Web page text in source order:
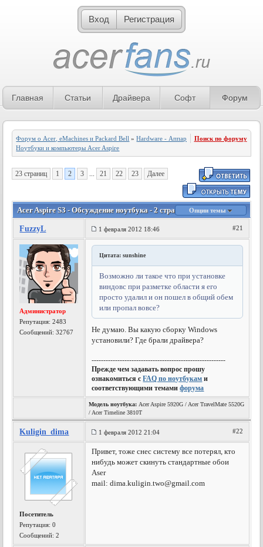
Вход Регистрация
Главная Статьи Драйвера Софт Форум
Форум о Acer, eMachines и Packard Bell »Hardware - Аппаратное обеспечение»
Ноутбуки и компьютеры Acer Aspire
Поиск по форуму
23 страниц 1 2 3 ... 21 22 23 Далее
Acer Aspire S3 - Обсуждение ноутбука - 2 страницаОпции темы
FuzzyL 1 февраля 2012 18:46 #21
Администратор
Репутация:2483
Сообщений: 32767
Цитата: sunshine
Возможно ли такое что при установке
виндовс при разметке области я его
просто удалил и он пошел в общий обем
или пропал вовсе?
Не думаю. Вы какую сборку Windows
установили? Где брали драйвера?
---------------------------------------------------------
Прежде чем задавать вопрос прошу
ознакомиться сFAQ по ноутбукам и
соответствующими темамифорума
Модель ноутбука: Acer Aspire 5920G / Acer TravelMate 5520G
/ Acer Timeline 3810T
Kuligin_dima 1 февраля 2012 21:04 #22
Посетитель
Репутация:0
Сообщений: 2
Привет, тоже снес систему все потерял, кто
нибудь может скинуть стандартные обои
Aser
mail:dima.kuligin.two@gmail.com